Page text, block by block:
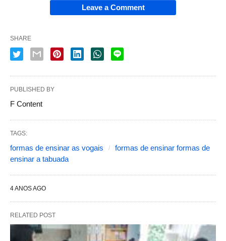
Leave a Comment
SHARE
PUBLISHED BY
F Content
TAGS:
formas de ensinar as vogais
formas de ensinar formas de
ensinar a tabuada
4 ANOS AGO
RELATED POST